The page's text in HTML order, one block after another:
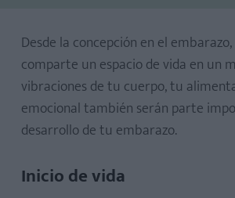
Inicio de vida
La influencia emocional
¿Cómo cuidar las emociones?
Desde la concepción en el
comparte un espacio de vida en un
vibraciones de tu cuerpo, tu
emocional también serán parte
desarrollo de tu embarazo.
Inicio de vida